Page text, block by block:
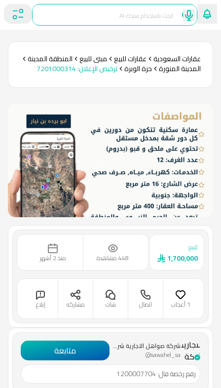
عقارات السعودية عقارات للبيع مبنى للبيع المنطقة المدينة
المدينة المنورة حرة الوبرة ترخيص الإعلان:
7201000314
شركة
صواهل
التجارية
شركة
شخص
واحد
شركة صواهل التجارية شركة شخص واحد
@sawahel_sa متابعة
رقم رخصة فال:
1200007704
للبيع
1,700,000 448 مشاهدة منذ 2 أشهر
1 أعجاب اتصال شات مشاركه إبلاغ